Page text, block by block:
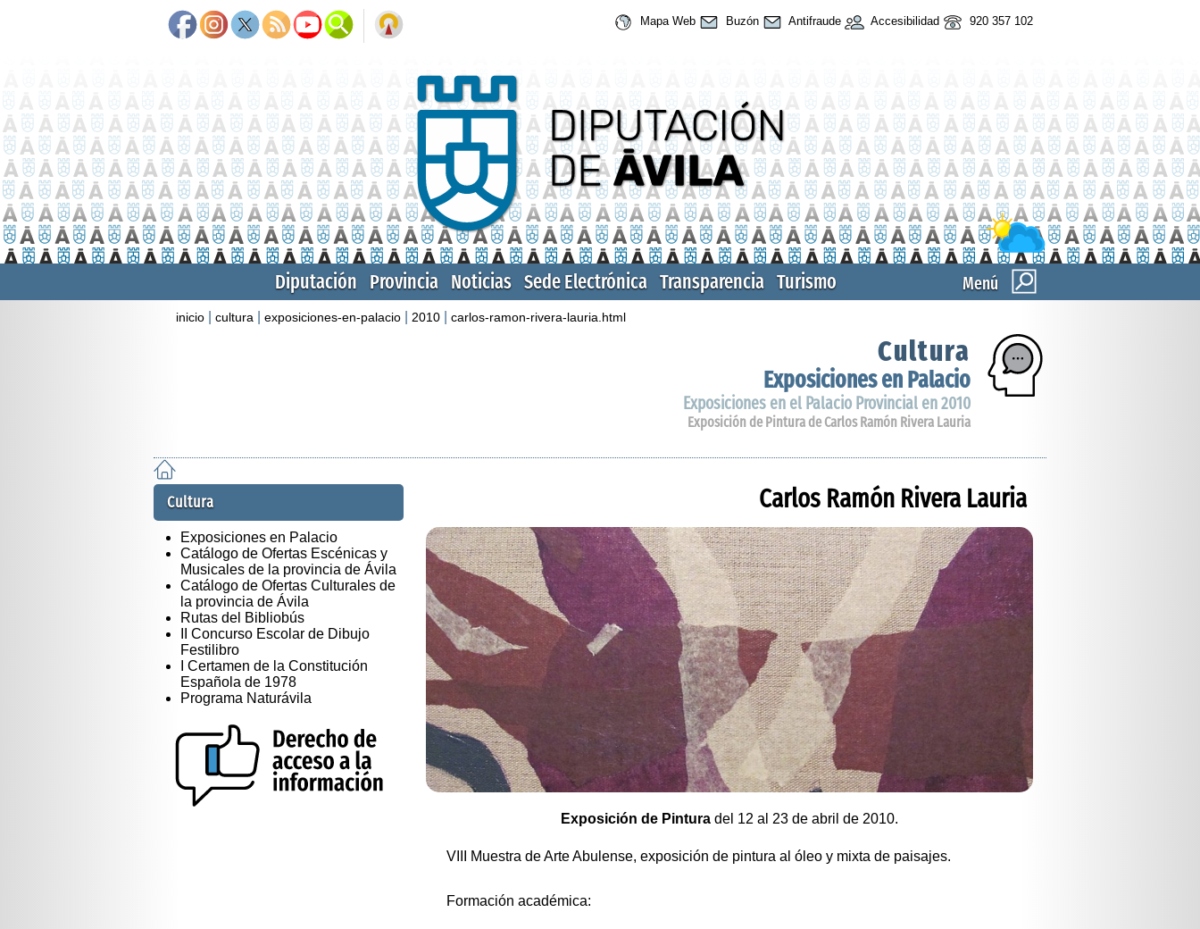
Mapa Web Buzón Antifraude Accesibilidad 920 357 102
Menú
Diputación Provincia Noticias Sede Electrónica Transparencia Turismo
inicio cultura exposiciones-en-palacio 2010 carlos-ramon-rivera-lauria.html
Cultura
Exposiciones en Palacio
Exposiciones en el Palacio Provincial en 2010
Exposición de Pintura de Carlos Ramón Rivera Lauria
Cultura
Exposiciones en Palacio
Catálogo de Ofertas Escénicas y
Musicales de la provincia de Ávila
Catálogo de Ofertas Culturales de
la provincia de Ávila
Rutas del Bibliobús
II Concurso Escolar de Dibujo
Festilibro
I Certamen de la Constitución
Española de 1978
Programa Naturávila
Carlos Ramón Rivera Lauria
Exposición de Pintura del 12 al 23 de abril de 2010.
VIII Muestra de Arte Abulense, exposición de pintura al óleo y mixta de paisajes.
Formación académica: